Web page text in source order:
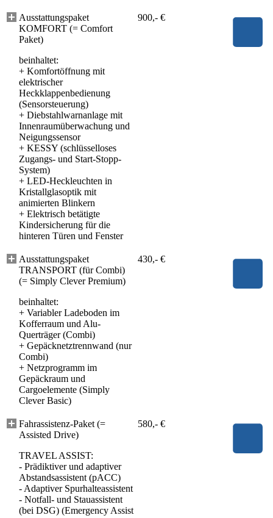
Ausstattungspaket
KOMFORT (= Comfort
Paket)
beinhaltet:
+ Komfortöffnung mit
elektrischer
Heckklappenbedienung
(Sensorsteuerung)
+ Diebstahlwarnanlage mit
Innenraumüberwachung und
Neigungssensor
+ KESSY (schlüsselloses
Zugangs- und Start-Stopp-
System)
+ LED-Heckleuchten in
Kristallglasoptik mit
animierten Blinkern
+ Elektrisch betätigte
Kindersicherung für die
hinteren Türen und Fenster
900,- €
Ausstattungspaket
TRANSPORT (für Combi)
(= Simply Clever Premium)
beinhaltet:
+ Variabler Ladeboden im
Kofferraum und Alu-
Querträger (Combi)
+ Gepäcknetztrennwand (nur
Combi)
+ Netzprogramm im
Gepäckraum und
Cargoelemente (Simply
Clever Basic)
430,- €
Fahrassistenz-Paket (=
Assisted Drive)
TRAVEL ASSIST:
- Prädiktiver und adaptiver
Abstandsassistent (pACC)
- Adaptiver Spurhalteassistent
- Notfall- und Stauassistent
(bei DSG) (Emergency Assist
580,- €